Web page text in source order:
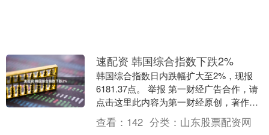
速配资 韩国综合指数下跌2%
韩国综合指数日内跌幅扩大至2%，现报
6181.37点。 举报 第一财经广告合作，请
点击这里此内容为第一财经原创，著作权
归第一财经所有。未经第一财经书面授
权，不得....
查看： 142 分类： 山东股票配资网